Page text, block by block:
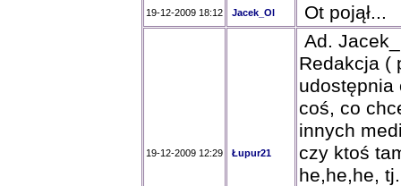
19-12-2009 18:12 Jacek_Ol Ot pojął...
19-12-2009 12:29 Łupur21
Ad.
Redakcja (
udostępnia
coś, co
innych
czy ktoś
he,he,he,